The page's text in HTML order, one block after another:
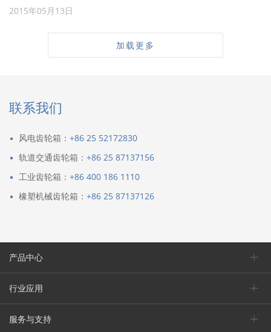
2015年05月13日
加载更多
联系我们
风电齿轮箱： +86 25 52172830
轨道交通齿轮箱： +86 25 87137156
工业齿轮箱： +86 400 186 1110
橡塑机械齿轮箱： +86 25 87137126
产品中心
行业应用
服务与支持